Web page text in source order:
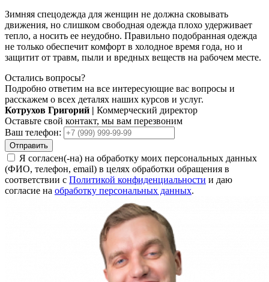
Зимняя спецодежда для женщин не должна сковывать
движения, но слишком свободная одежда плохо удерживает
тепло, а носить ее неудобно. Правильно подобранная одежда
не только обеспечит комфорт в холодное время года, но и
защитит от травм, пыли и вредных веществ на рабочем месте.
Остались вопросы?
Подробно ответим на все интересующие вас вопросы и
расскажем о всех деталях наших курсов и услуг.
Котрухов Григорий | Коммерческий директор
Оставьте свой контакт, мы вам перезвоним
Ваш телефон:
Отправить
Я согласен(-на) на обработку моих персональных данных
(ФИО, телефон, email) в целях обработки обращения в
соответствии с Политикой конфиденциальности и даю
согласие на обработку персональных данных.